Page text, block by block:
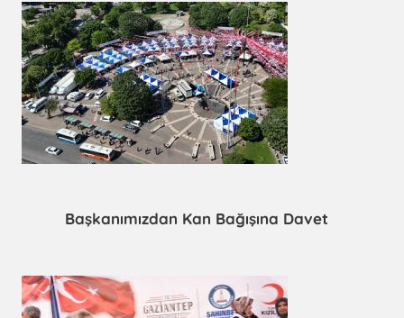
Başkanımızdan Kan Bağışına Davet